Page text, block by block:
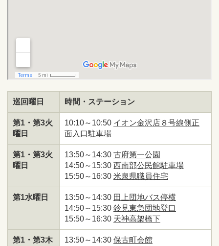
巡回曜日 時間・ステーション
第1・第3火
曜日
10:10～10:50 イオン金沢店８号線側正
面入口駐車場
第1・第3火
曜日
13:50～14:30 古府第一公園
14:50～15:30 西南部公民館駐車場
15:50～16:30 米泉県職員住宅
第1水曜日 13:50～14:30 田上団地バス停横
14:50～15:30 鈴見東急団地登口
15:50～16:30 天神高架橋下
第1・第3木
13:50～14:30 保古町会館